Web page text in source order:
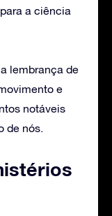
a ciência
lembrança de
e
notáveis
de nós.